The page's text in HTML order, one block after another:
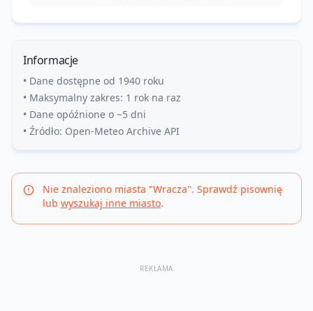
Informacje
• Dane dostępne od 1940 roku
• Maksymalny zakres: 1 rok na raz
• Dane opóźnione o ~5 dni
• Źródło: Open-Meteo Archive API
Nie znaleziono miasta "Wracza". Sprawdź pisownię
lub wyszukaj inne miasto.
REKLAMA